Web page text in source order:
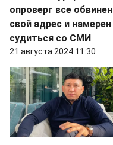
опроверг все
свой адрес и намерен
судиться со СМИ
21 августа 2024 11:30